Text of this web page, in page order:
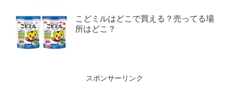
こどミルはどこで買える？売ってる場
所はどこ？
スポンサーリンク